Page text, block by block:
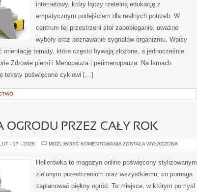
internetowy, który łączy rzetelną edukację z
empatycznym podejściem dla realnych potrzeb. W
centrum tej przestrzeni stoi zapobieganie, uważne
wybory oraz poznawanie sygnałów organizmu. Wpisy
orientację tematy, które często bywają złożone, a jednocześnie
Zdrowie piersi i Menopauza i perimenopauza. Na łamach
teksty poświęcone cyklowi […]
OGRODU PRZEZ CAŁY ROK
- 17 - 2026 MOŻLIWOŚĆ KOMENTOWANIA PIELĘGNACJA
CAŁY
ROK
ZOSTAŁA WYŁĄCZONA
Hellerówka to magazyn online poświęcony stylizowanym
zielonym przestrzeniom oraz wszystkiemu, co pomaga
zaplanować piękny ogród. To miejsce, w którym pomysł